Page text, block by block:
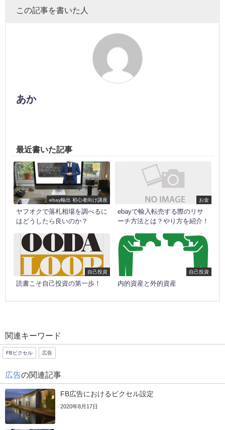
この記事を書いた人
あか
最近書いた記事
ebay輸出 初心者向け講座
ヤフオクで落札相場を調べるに
はどうしたら良いのか？
お金
ebayで輸入転売する際のリサ
ーチ方法とは？やり方を紹介！
自己投資
読書こそ自己投資の第一歩！
自己投資
内的資産と外的資産
関連キーワード
FBピクセル 広告
広告の関連記事
FB広告におけるピクセル設定
2020年8月17日